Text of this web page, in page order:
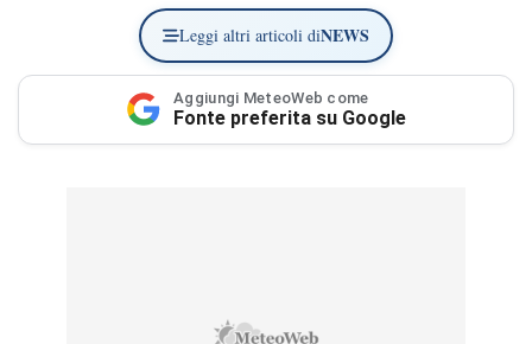
Leggi altri articoli diNEWS
Aggiungi MeteoWeb come
Fonte preferita su Google